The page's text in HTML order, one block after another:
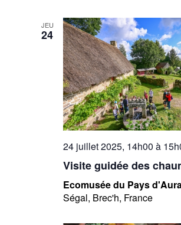
JEU
24
24 juillet 2025, 14h00 à
Visite guidée des
Ecomusée du Pays
Ségal, Brec'h, France